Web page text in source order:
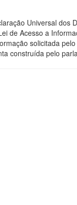
Universal
de Acesso a
solicitada
construída pelo